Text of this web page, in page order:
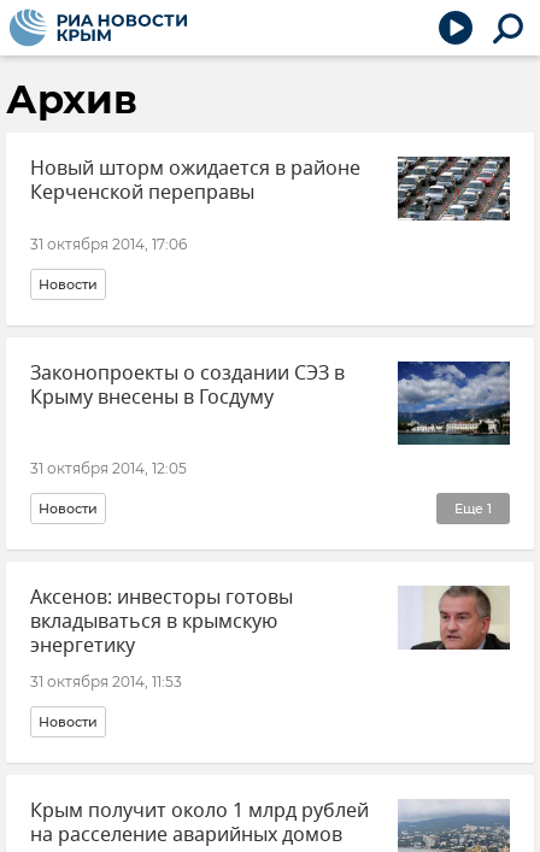
Архив
Новый шторм ожидается в районе
Керченской переправы
31 октября 2014, 17:06
Новости
Законопроекты о создании СЭЗ в
Крыму внесены в Госдуму
31 октября 2014, 12:05
Еще 1
Новости
Свободная экономическая зона в Республике Крым и Севастополе
Аксенов: инвесторы готовы
вкладываться в крымскую
энергетику
31 октября 2014, 11:53
Новости
Крым получит около 1 млрд рублей
на расселение аварийных домов